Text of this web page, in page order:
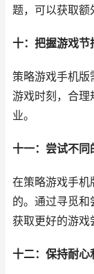
题，可以获取额
十：把握游戏节
策略游戏手机版
游戏时刻，合理
业。
十一：尝试不同
在策略游戏手机
的。通过寻觅和
获取更好的游戏
十二：保持耐心